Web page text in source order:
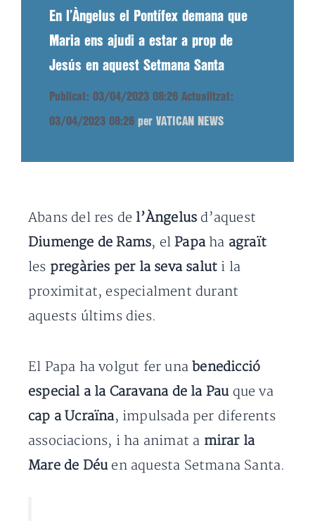
En l’Àngelus el Pontífex demana que
Maria ens ajudi a estar a prop de
Jesús en aquest Setmana Santa
Publicat: 03/04/2023 08:26 Actualitzat:
03/04/2023 08:26 per VATICAN NEWS
Abans del res de l’Àngelus d’aquest
Diumenge de Rams, elPapa ha agraït
les pregàries per la seva salut i la
proximitat, especialment durant
aquests últims dies.
El Papa ha volgut fer unabenedicció
especial a la Caravana de la Pau que va
cap a Ucraïna, impulsada per diferents
associacions, i ha animat a mirar la
Mare de Déuen aquesta Setmana Santa.